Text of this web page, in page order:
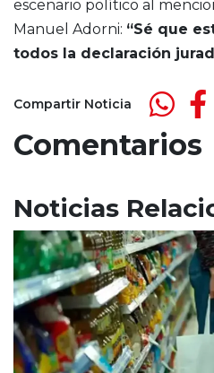
escenario político al
Manuel Adorni: “Sé que
todos la declaración
Compartir Noticia
Comentarios
Noticias